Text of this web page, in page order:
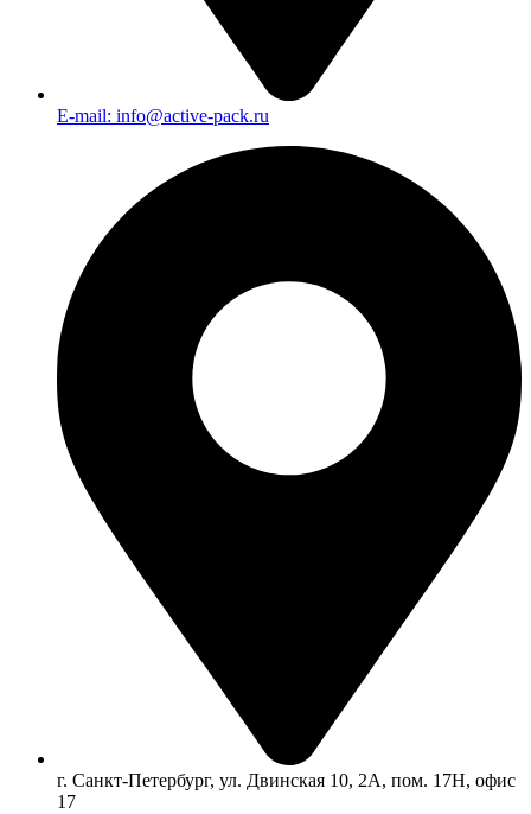
E-mail: info@active-pack.ru
г. Санкт-Петербург, ул. Двинская 10, 2А, пом. 17Н, офис
17